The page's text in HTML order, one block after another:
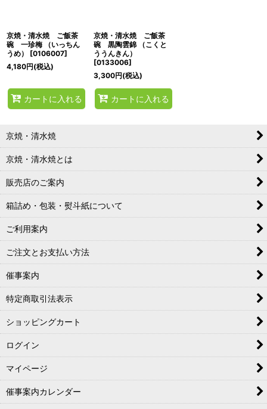
京焼・清水焼 ご飯茶
碗 一珍梅 （いっちん
うめ）
[0106007]
4,180円(税込)
カートに入れる
京焼・清水焼 ご飯茶
碗 黒陶雲錦 （こくと
ううんきん）
[0133006]
3,300円(税込)
カートに入れる
京焼・清水焼
京焼・清水焼とは
販売店のご案内
箱詰め・包装・熨斗紙について
ご利用案内
ご注文とお支払い方法
催事案内
特定商取引法表示
ショッピングカート
ログイン
マイページ
催事案内カレンダー